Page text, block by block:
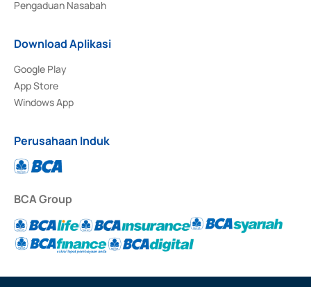
Pengaduan Nasabah
Download Aplikasi
Google Play
App Store
Windows App
Perusahaan Induk
BCA Group